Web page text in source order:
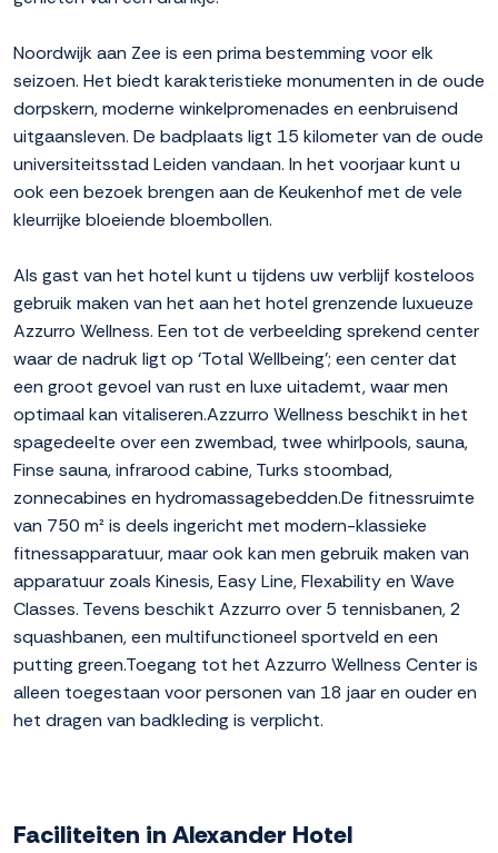
Noordwijk aan Zee is een prima bestemming voor elk
seizoen. Het biedt karakteristieke monumenten in de oude
dorpskern, moderne winkelpromenades en eenbruisend
uitgaansleven. De badplaats ligt 15 kilometer van de oude
universiteitsstad Leiden vandaan. In het voorjaar kunt u
ook een bezoek brengen aan de Keukenhof met de vele
kleurrijke bloeiende bloembollen.
Als gast van het hotel kunt u tijdens uw verblijf kosteloos
gebruik maken van het aan het hotel grenzende luxueuze
Azzurro Wellness. Een tot de verbeelding sprekend center
waar de nadruk ligt op ‘Total Wellbeing'; een center dat
een groot gevoel van rust en luxe uitademt, waar men
optimaal kan vitaliseren.Azzurro Wellness beschikt in het
spagedeelte over een zwembad, twee whirlpools, sauna,
Finse sauna, infrarood cabine, Turks stoombad,
zonnecabines en hydromassagebedden.De fitnessruimte
van 750 m² is deels ingericht met modern-klassieke
fitnessapparatuur, maar ook kan men gebruik maken van
apparatuur zoals Kinesis, Easy Line, Flexability en Wave
Classes. Tevens beschikt Azzurro over 5 tennisbanen, 2
squashbanen, een multifunctioneel sportveld en een
putting green.Toegang tot het Azzurro Wellness Center is
alleen toegestaan voor personen van 18 jaar en ouder en
het dragen van badkleding is verplicht.
Faciliteiten in Alexander Hotel